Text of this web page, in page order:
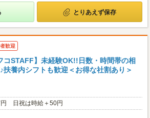
とりあえず保存
歓迎
コSTAFF】未経験OK!!日数・時間帯の相
扶養内シフトも歓迎＜お得な社割あり＞
日祝は時給＋50円